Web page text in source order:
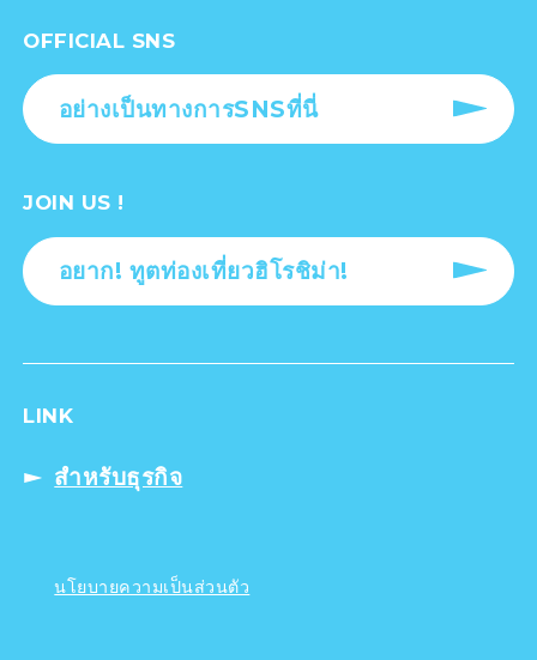
OFFICIAL SNS
อย่างเป็นทางการSNSที่นี่
JOIN US !
อยาก! ทูตท่องเที่ยวฮิโรชิม่า!
LINK
สำหรับธุรกิจ
นโยบายความเป็นส่วนตัว